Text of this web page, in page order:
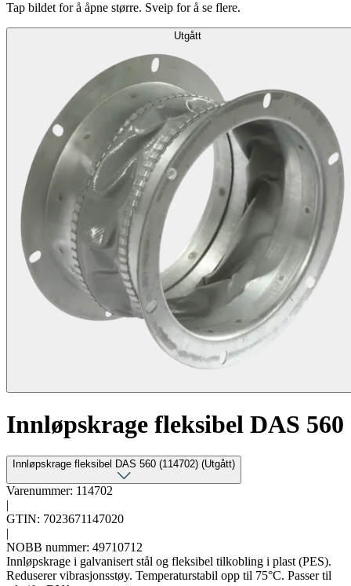
Tap bildet for å åpne større. Sveip for å se flere.
Utgått
Innløpskrage fleksibel DAS 560
Innløpskrage fleksibel DAS 560 (114702) (Utgått)
Varenummer: 114702
|
GTIN: 7023671147020
|
NOBB nummer: 49710712
Innløpskrage i galvanisert stål og fleksibel tilkobling i plast (PES).
Reduserer vibrasjonsstøy. Temperaturstabil opp til 75°C. Passer til